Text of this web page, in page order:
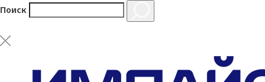
Поиск